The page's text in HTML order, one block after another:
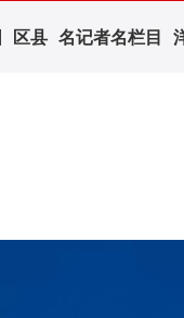
区县 名记者名栏目